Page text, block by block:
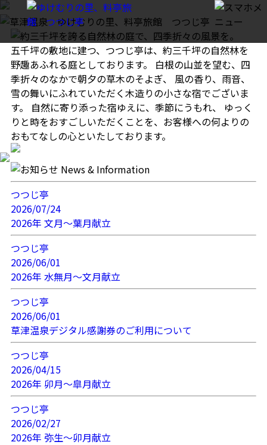
五千坪の敷地に建つ、つつじ亭は、約三千坪の自然林を
野趣あふれる庭としております。
白根の山並を望む、四
季折々のなかで朝夕の草木のそよぎ、
風の香り、雨音、
雪の舞いにふれていただく木造りの小さな宿でございま
す。
自然に寄り添った宿ゆえに、季節にうもれ、
ゆっく
りと時をおすごしいただくことを、お客様への何よりの
おもてなしの心といたしております。
つつじ亭
2026/07/24
2026年 文月～葉月献立
つつじ亭
2026/06/01
2026年 水無月～文月献立
つつじ亭
2026/06/01
草津温泉デジタル感謝券のご利用について
つつじ亭
2026/04/15
2026年 卯月～皐月献立
つつじ亭
2026/02/27
2026年 弥生～卯月献立